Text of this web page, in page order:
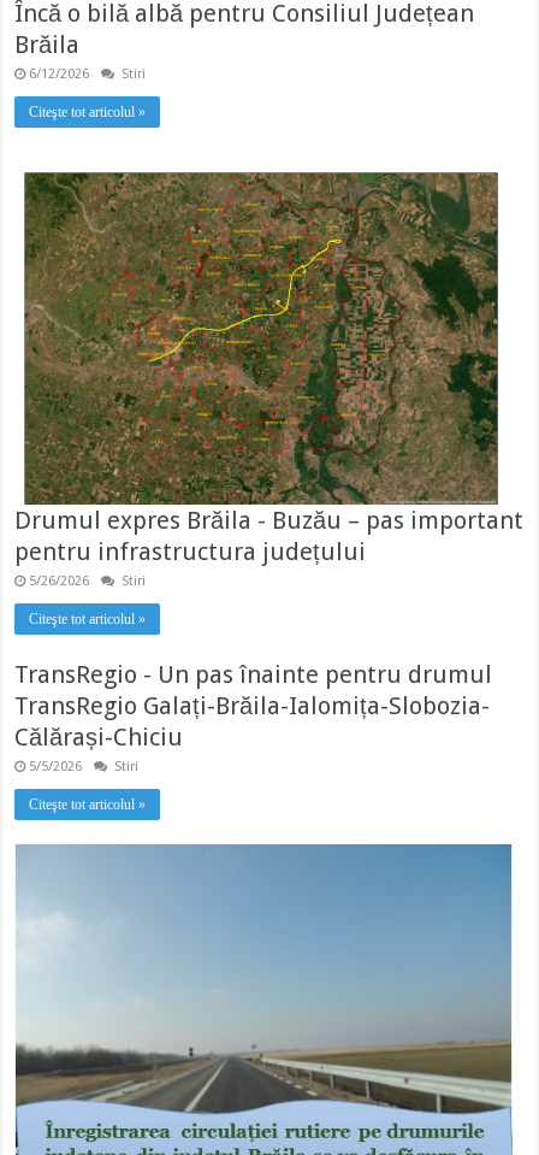
Încă o bilă albă pentru Consiliul Județean
Brăila
6/12/2026 Stiri
Citeşte tot articolul »
Drumul expres Brăila - Buzău – pas important
pentru infrastructura județului
5/26/2026 Stiri
Citeşte tot articolul »
TransRegio - Un pas înainte pentru drumul
TransRegio Galați-Brăila-Ialomița-Slobozia-
Călărași-Chiciu
5/5/2026 Stiri
Citeşte tot articolul »